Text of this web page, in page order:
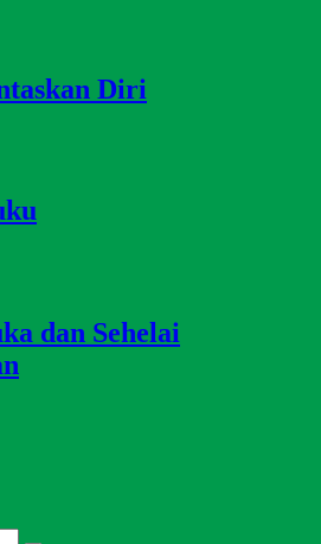
Diri
dan Sehelai